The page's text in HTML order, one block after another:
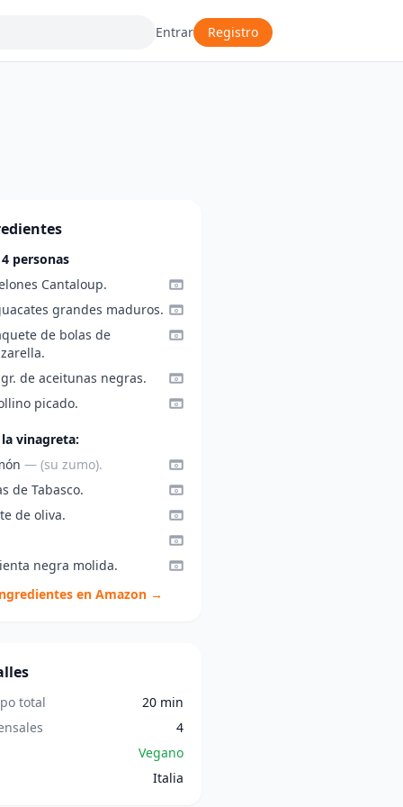
Entrar Registro
personas
Cantaloup.
grandes maduros.
de bolas de
de aceitunas negras.
picado.
la vinagreta:
— (su zumo).
de Tabasco.
de oliva.
negra molida.
en Amazon →
total
20 min
4
Vegano
Italia